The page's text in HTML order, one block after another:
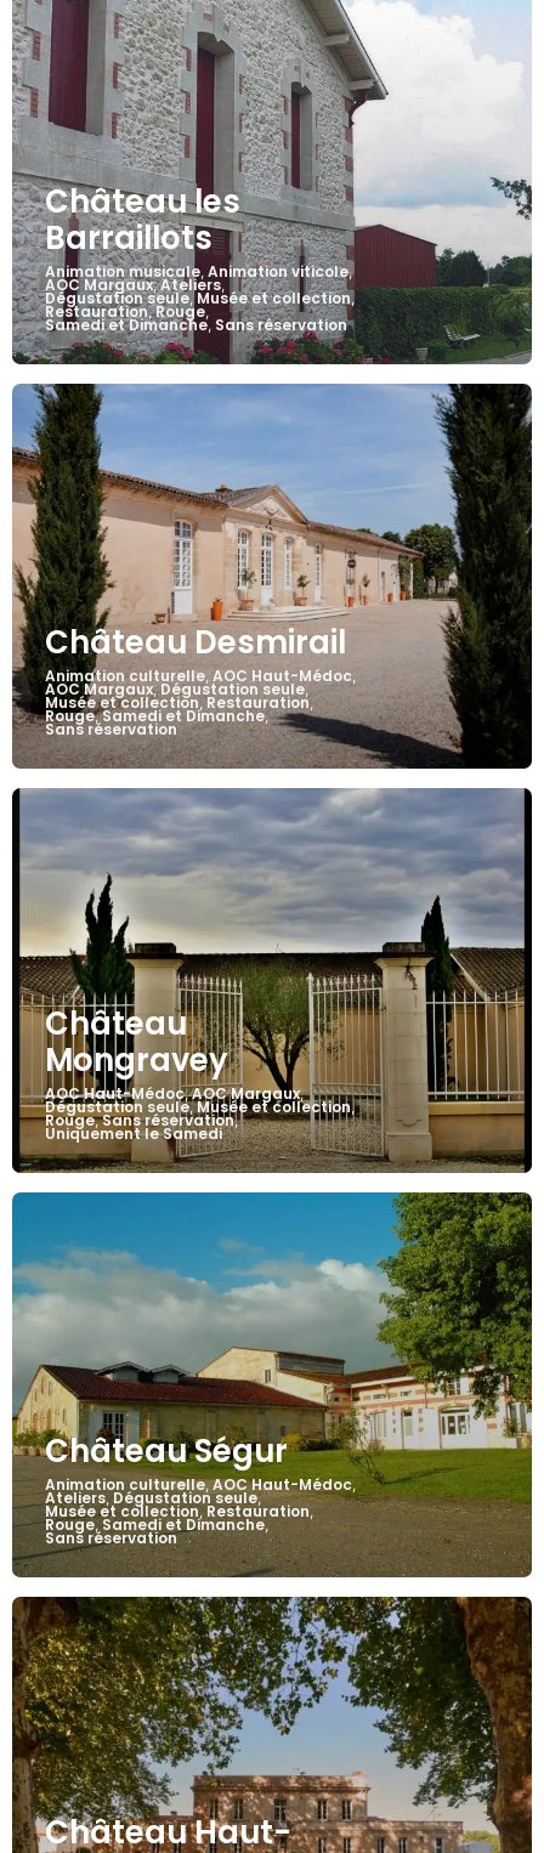
Château les
Barraillots
Animation musicale,Animation viticole,
AOC Margaux,Ateliers,
Dégustation seule Musée et collection,
Restauration,Rouge,
Samedi et Dimanche,Sans réservation
Château Desmirail
Animation culturelle ,AOC Haut-Médoc
AOC Margaux,Dégustation seule
Musée et collection Restauration
Rouge,Samedi et Dimanche,
Sans réservation
Château
Mongravey
AOC Haut-Médoc,AOC Margaux,
Dégustation seule,Musée et collection,
Rouge,Sans réservation,
Uniquement le Samedi
Château Ségur
Animation culturelle,AOC Haut-Médoc,
Ateliers Dégustation seule,
Musée et collection, Restauration,
Rouge,Samedi et Dimanche,
Sans réservation
Château Haut-